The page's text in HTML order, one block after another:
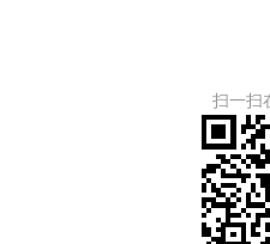
扫一扫